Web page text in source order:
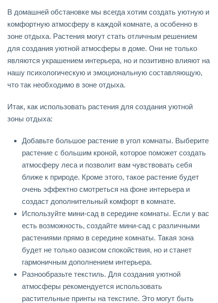
В домашней обстановке мы всегда хотим создать уютную и
комфортную атмосферу в каждой комнате, а особенно в
зоне отдыха. Растения могут стать отличным решением
для создания уютной атмосферы в доме. Они не только
являются украшением интерьера, но и позитивно влияют на
нашу психологическую и эмоциональную составляющую,
что так необходимо в зоне отдыха.
Итак, как использовать растения для создания уютной
зоны отдыха:
Добавьте большое растение в угол комнаты. Выберите
растение с большим кроной, которое поможет создать
атмосферу леса и позволит вам чувствовать себя
ближе к природе. Кроме этого, такое растение будет
очень эффектно смотреться на фоне интерьера и
создаст дополнительный комфорт в комнате.
Используйте мини-сад в середине комнаты. Если у вас
есть возможность, создайте мини-сад с различными
растениями прямо в середине комнаты. Такая зона
будет не только оазисом спокойствия, но и станет
гармоничным дополнением интерьера.
Разнообразьте текстиль. Для создания уютной
атмосферы рекомендуется использовать
растительные принты на текстиле. Это могут быть